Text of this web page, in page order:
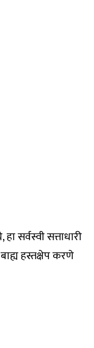
सर्वस्वी सत्ताधारी
हस्तक्षेप करणे